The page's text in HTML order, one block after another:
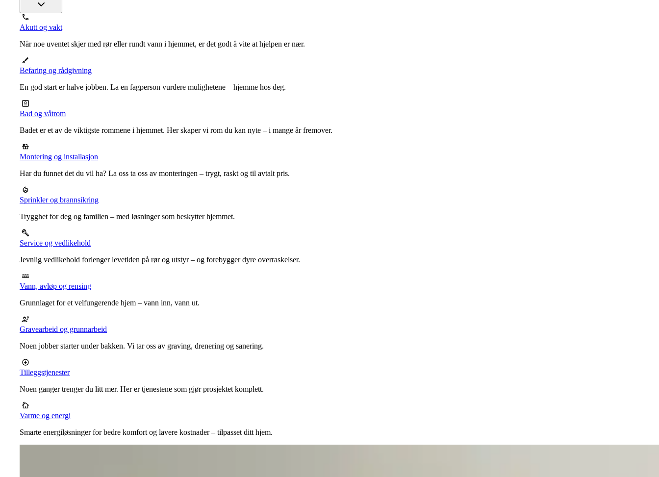
Akutt og vakt
Når noe uventet skjer med rør eller rundt vann i hjemmet, er det godt å vite at hjelpen er nær.
Befaring og rådgivning
En god start er halve jobben. La en fagperson vurdere mulighetene – hjemme hos deg.
Bad og våtrom
Badet er et av de viktigste rommene i hjemmet. Her skaper vi rom du kan nyte – i mange år fremover.
Montering og installasjon
Har du funnet det du vil ha? La oss ta oss av monteringen – trygt, raskt og til avtalt pris.
Sprinkler og brannsikring
Trygghet for deg og familien – med løsninger som beskytter hjemmet.
Service og vedlikehold
Jevnlig vedlikehold forlenger levetiden på rør og utstyr – og forebygger dyre overraskelser.
Vann, avløp og rensing
Grunnlaget for et velfungerende hjem – vann inn, vann ut.
Gravearbeid og grunnarbeid
Noen jobber starter under bakken. Vi tar oss av graving, drenering og sanering.
Tilleggstjenester
Noen ganger trenger du litt mer. Her er tjenestene som gjør prosjektet komplett.
Varme og energi
Smarte energiløsninger for bedre komfort og lavere kostnader – tilpasset ditt hjem.